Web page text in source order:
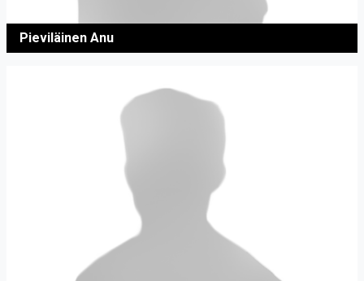
Pieviläinen Anu